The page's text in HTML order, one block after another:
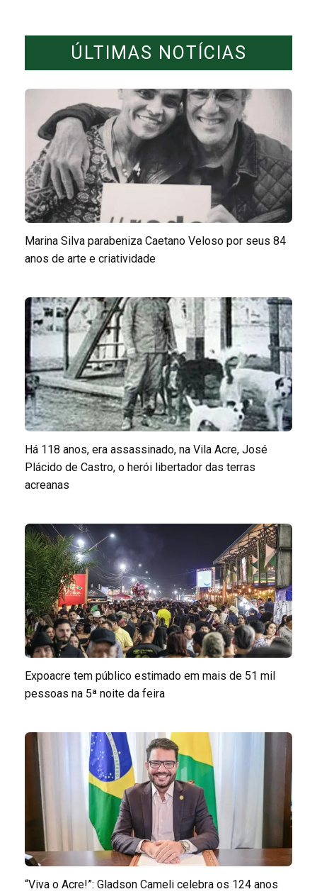
ÚLTIMAS NOTÍCIAS
Marina Silva parabeniza Caetano Veloso por seus 84
anos de arte e criatividade
Há 118 anos, era assassinado, na Vila Acre, José
Plácido de Castro, o herói libertador das terras
acreanas
Expoacre tem público estimado em mais de 51 mil
pessoas na 5ª noite da feira
“Viva o Acre!”: Gladson Cameli celebra os 124 anos